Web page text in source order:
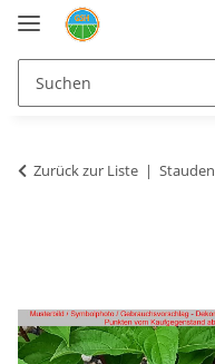
Zurück zur Liste Stauden